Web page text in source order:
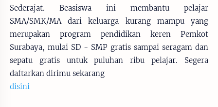
Sederajat. Beasiswa ini membantu pelajar
SMA/SMK/MA dari keluarga kurang mampu yang
merupakan program pendidikan keren Pemkot
Surabaya, mulai SD - SMP gratis sampai seragam dan
sepatu gratis untuk puluhan ribu pelajar. Segera
daftarkan dirimu sekarang
disini